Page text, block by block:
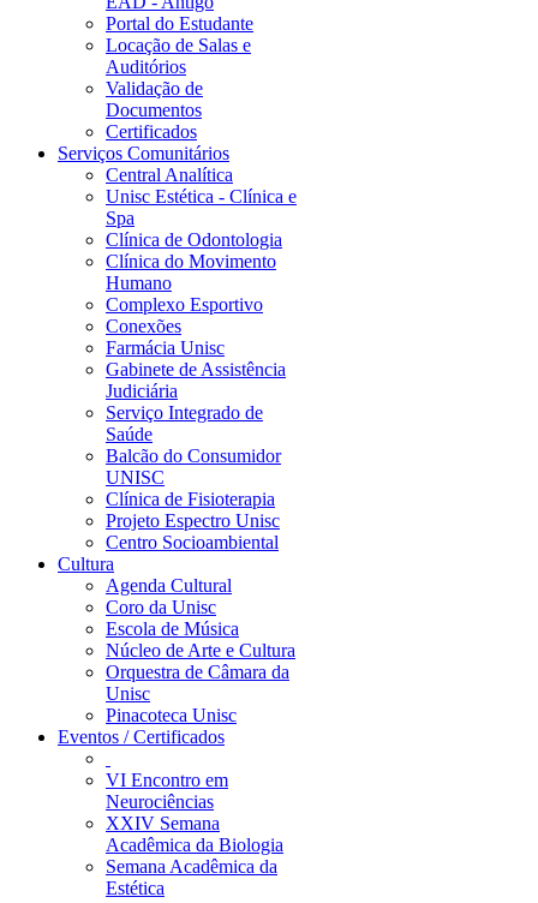
Portal do Estudante
Locação de Salas e
Auditórios
Validação de
Documentos
Certificados
Serviços Comunitários
Central Analítica
Unisc Estética - Clínica e
Spa
Clínica de Odontologia
Clínica do Movimento
Humano
Complexo Esportivo
Conexões
Farmácia Unisc
Gabinete de Assistência
Judiciária
Serviço Integrado de
Saúde
Balcão do Consumidor
UNISC
Clínica de Fisioterapia
Projeto Espectro Unisc
Centro Socioambiental
Cultura
Agenda Cultural
Coro da Unisc
Escola de Música
Núcleo de Arte e Cultura
Orquestra de Câmara da
Unisc
Pinacoteca Unisc
Eventos / Certificados
VI Encontro em
Neurociências
XXIV Semana
Acadêmica da Biologia
Semana Acadêmica da
Estética